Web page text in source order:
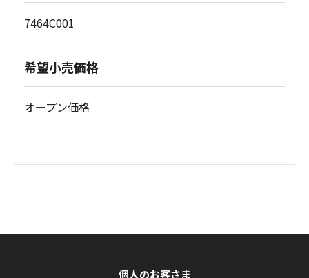
7464C001
希望小売価格
オープン価格
個人のお客さま